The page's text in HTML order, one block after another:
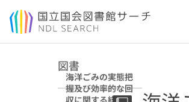
本文へ移動
図書
海洋ごみの実態把
握及び効率的な回
収に関する総合検